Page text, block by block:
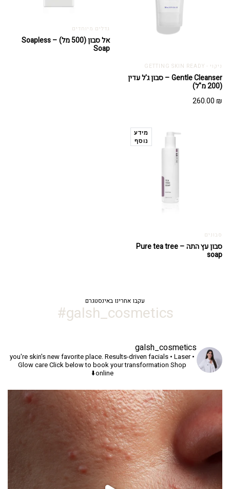
ניקוי - GETTING SKIN READY
Gentle Cleanser – סבון ג'ל עדין
(200 מ"ל)
260.00 ₪
גדלים מיוחדים
אל סבון (500 מל) – Soapless
Soap
מידע
נוסף
סבונים
סבון עץ התה – Pure tea tree
soap
עקבו אחרינו באינסטגרם
galsh_cosmetics#
galsh_cosmetics
you're skin's new favorite place.Results-driven facials • Laser •
Glow careClick below to book your transformation Shop
online⬇️